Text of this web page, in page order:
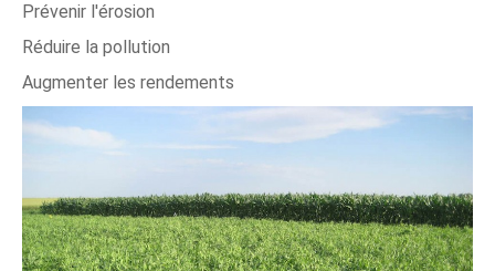
Prévenir l'érosion
Réduire la pollution
Augmenter les rendements